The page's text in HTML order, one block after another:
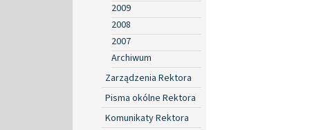
2009
2008
2007
Archiwum
Zarządzenia Rektora
Pisma okólne Rektora
Komunikaty Rektora